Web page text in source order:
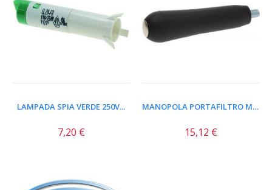
LAMPADA SPIA VERDE 250V...
7,20 €
MANOPOLA PORTAFILTRO M10...
15,12 €